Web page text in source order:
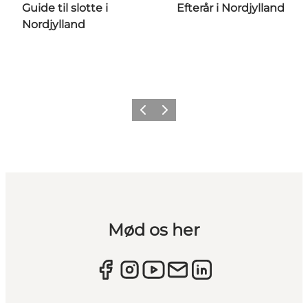
Guide til slotte i
Nordjylland
Efterår i Nordjylland
ForrigeNæste
Mød os her